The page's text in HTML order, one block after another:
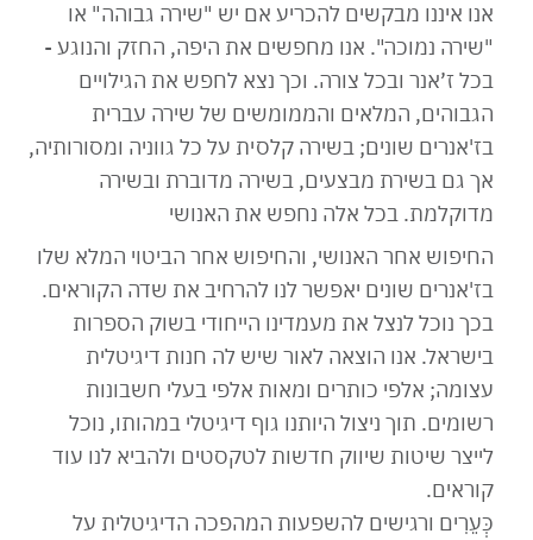
אנו איננו מבקשים להכריע אם יש "שירה גבוהה" או
"שירה נמוכה". אנו מחפשים את היפה, החזק והנוגע -
בכל ז’אנר ובכל צורה. וכך נצא לחפש את הגילויים
הגבוהים, המלאים והממומשים של שירה עברית
בז'אנרים שונים; בשירה קלסית על כל גווניה ומסורותיה,
אך גם בשירת מבצעים, בשירה מדוברת ובשירה
מדוקלמת. בכל אלה נחפש את האנושי
החיפוש אחר האנושי, והחיפוש אחר הביטוי המלא שלו
בז'אנרים שונים יאפשר לנו להרחיב את שדה הקוראים.
בכך נוכל לנצל את מעמדינו הייחודי בשוק הספרות
בישראל. אנו הוצאה לאור שיש לה חנות דיגיטלית
עצומה; אלפי כותרים ומאות אלפי בעלי חשבונות
רשומים. תוך ניצול היותנו גוף דיגיטלי במהותו, נוכל
לייצר שיטות שיווק חדשות לטקסטים ולהביא לנו עוד
קוראים.
כְּעֵרִים ורגישים להשפעות המהפכה הדיגיטלית על